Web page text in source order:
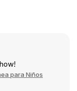
para Niños